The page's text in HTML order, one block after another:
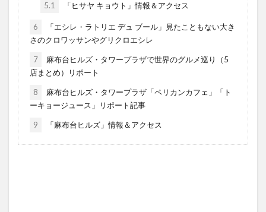
5.1 「ヒサヤ キョウト」情報＆アクセス
6
「エシレ・ラトリエ デュ ブール」見たこともない大き
さのクロワッサンやグリクロエシレ
7
麻布台ヒルズ・タワープラザで世界のグルメ巡り（5
店まとめ）リポート
8
麻布台ヒルズ・タワープラザ「ペリカンカフェ」「ト
ーキョージュース」リポート記事
9 「麻布台ヒルズ」情報＆アクセス